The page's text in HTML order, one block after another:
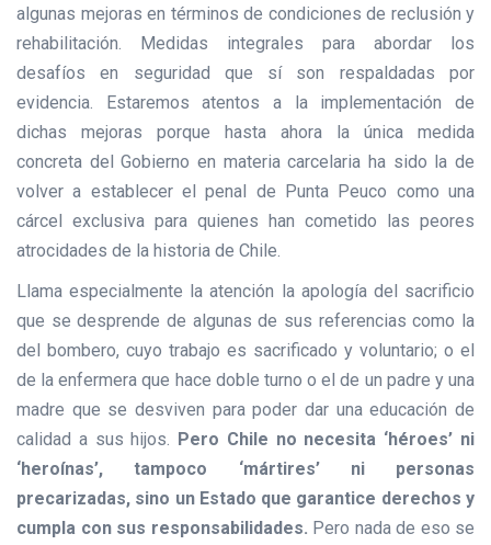
algunas mejoras en términos de condiciones de reclusión y
rehabilitación. Medidas integrales para abordar los
desafíos en seguridad que sí son respaldadas por
evidencia. Estaremos atentos a la implementación de
dichas mejoras porque hasta ahora la única medida
concreta del Gobierno en materia carcelaria ha sido la de
volver a establecer el penal de Punta Peuco como una
cárcel exclusiva para quienes han cometido las peores
atrocidades de la historia de Chile.
Llama especialmente la atención la apología del sacrificio
que se desprende de algunas de sus referencias como la
del bombero, cuyo trabajo es sacrificado y voluntario; o el
de la enfermera que hace doble turno o el de un padre y una
madre que se desviven para poder dar una educación de
calidad a sus hijos. Pero Chile no necesita ‘héroes’ ni
‘heroínas’, tampoco ‘mártires’ ni personas
precarizadas, sino un Estado que garantice derechos y
cumpla con sus responsabilidades. Pero nada de eso se